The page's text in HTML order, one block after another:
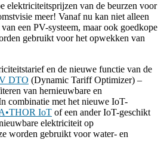
elektriciteitsprijzen van de beurzen voor
meer! Vanaf nu kan niet alleen
een PV-systeem, maar ook goedkope
gebruikt voor het opwekken van
en de nieuwe functie van de
DTO (Dynamic Tariff Optimizer) –
van hernieuwbare en
combinatie met het nieuwe IoT-
IoT of een ander IoT-geschikt
elektriciteit op
worden gebruikt voor water- en